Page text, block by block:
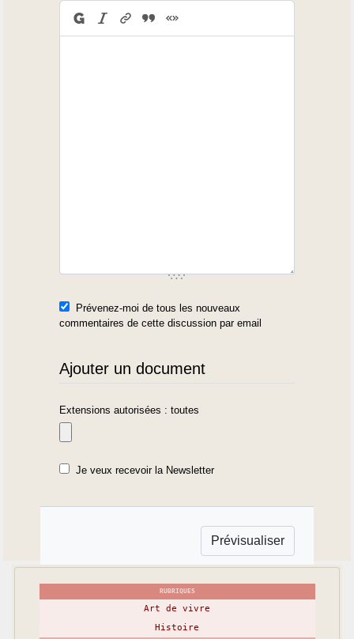
Prévenez-moi de tous les nouveaux
commentaires de cette discussion par email
Ajouter un document
Extensions autorisées : toutes
Je veux recevoir la Newsletter
RUBRIQUES
Art de vivre
Histoire